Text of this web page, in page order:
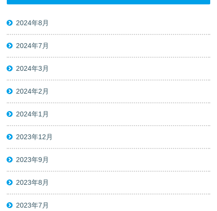
2024年8月
2024年7月
2024年3月
2024年2月
2024年1月
2023年12月
2023年9月
2023年8月
2023年7月